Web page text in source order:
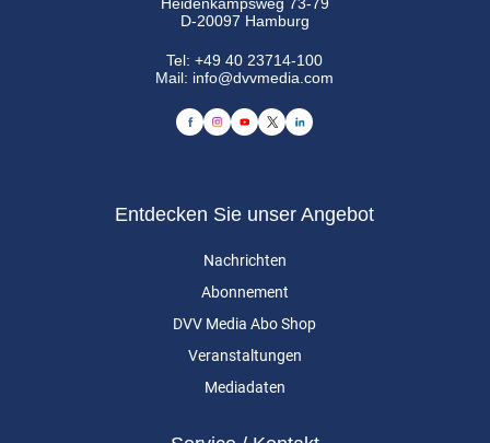
D-20097 Hamburg
Tel:+49 40 23714-100
Mail: info@dvvmedia.com
Entdecken Sie unser Angebot
Nachrichten
Abonnement
DVV Media Abo Shop
Veranstaltungen
Mediadaten